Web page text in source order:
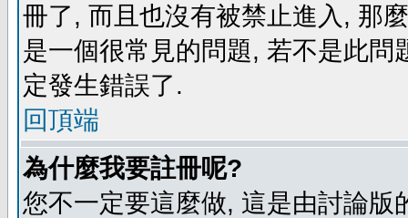
冊了, 而且也沒有被禁止進入, 那
是一個很常見的問題, 若不是此
定發生錯誤了.
回頂端
為什麼我要註冊呢?
您不一定要這麼做, 這是由討論